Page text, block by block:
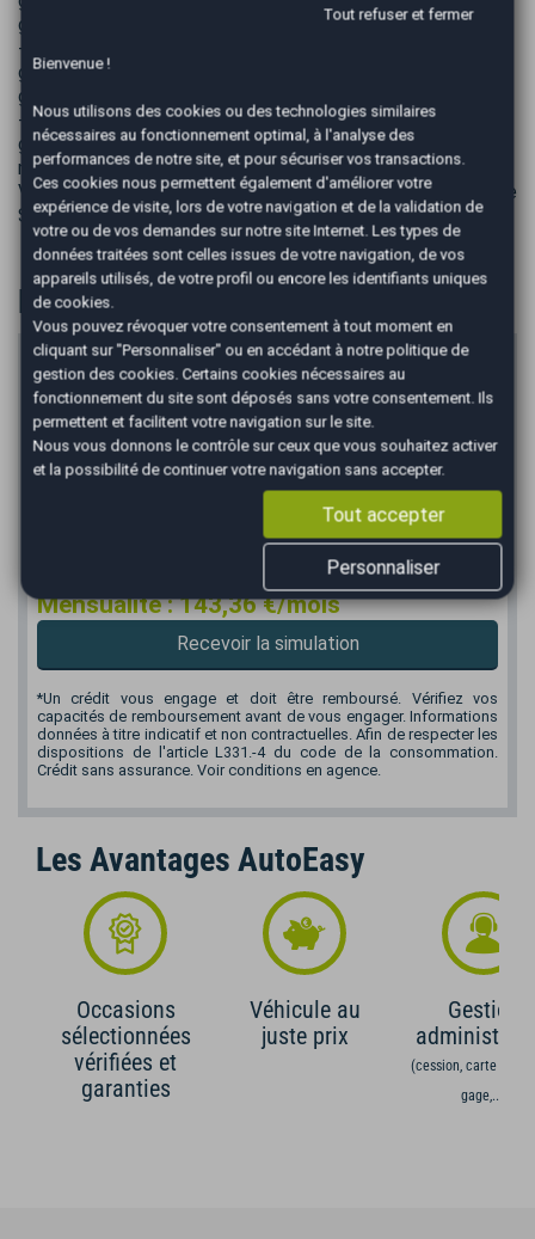
garantie 6 mois)
- Forfait CONFORT : 690€TTC (nettoyage premium,
gestion administrative, 1/2 DE CARBURANT, mise en main,
garantie 12 mois)
- AUTOEASY Moulins vous propose : - Extension de
garantie à partir de 29€ /mois (formule Sécurité+) avec
notre partenaire OPTEVEN. - Reprise de votre véhicule. -
Vous venez de loin ? Nous pouvons vous récupérer à la gare
SNCF de Moulins !
Financer
Prix du véhicule
€
Apport en €
Mensualité :143,36€/mois*
Recevoir la simulation
*Un crédit vous engage et doit être remboursé. Vérifiez vos
capacités de remboursement avant de vous engager. Informations
données à titre indicatif et non contractuelles. Afin de respecter les
dispositions de l'article L331.-4 du code de la consommation.
Crédit sans assurance. Voir conditions en agence.
Les Avantages AutoEasy
Occasions
sélectionnées
vérifiées et
garanties
Véhicule au
juste prix
Gestion
(cession, carte grise,
gage,...)
Tout refuser et fermer
Bienvenue !
Nous utilisons des cookies ou des technologies similaires
nécessaires au fonctionnement optimal, à l'analyse des
performances de notre site, et pour sécuriser vos transactions.
Ces cookies nous permettent également d'améliorer votre
expérience de visite, lors de votre navigation et de la validation de
votre ou de vos demandes sur notre site Internet. Les types de
données traitées sont celles issues de votre navigation, de vos
appareils utilisés, de votre profil ou encore les identifiants uniques
de cookies.
Vous pouvez révoquer votre consentement à tout moment en
cliquant sur "Personnaliser" ou en accédant à notre politique de
gestion des cookies. Certains cookies nécessaires au
fonctionnement du site sont déposés sans votre consentement. Ils
permettent et facilitent votre navigation sur le site.
Nous vous donnons le contrôle sur ceux que vous souhaitez activer
et la possibilité de continuer votre navigation sans accepter.
Tout accepter
Personnaliser